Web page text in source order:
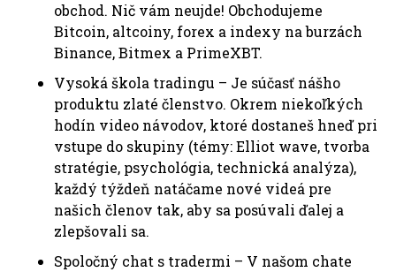
obchod. Nič vám neujde! Obchodujeme
Bitcoin, altcoiny, forex a indexy na burzách
Binance, Bitmex a PrimeXBT.
Vysoká škola tradingu – Je súčasť nášho
produktu zlaté členstvo. Okrem niekoľkých
hodín video návodov, ktoré dostaneš hneď pri
vstupe do skupiny (témy: Elliot wave, tvorba
stratégie, psychológia, technická analýza),
každý týždeň natáčame nové videá pre
našich členov tak, aby sa posúvali ďalej a
zlepšovali sa.
Spoločný chat s tradermi – V našom chate